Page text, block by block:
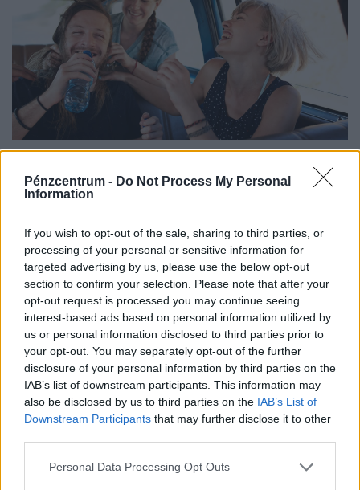
Pénzcentrum - Do Not Process My Personal
Information
If you wish to opt-out of the sale, sharing to third parties, or
processing of your personal or sensitive information for
targeted advertising by us, please use the below opt-out
section to confirm your selection. Please note that after your
opt-out request is processed you may continue seeing
interest-based ads based on personal information utilized by
us or personal information disclosed to third parties prior to
your opt-out. You may separately opt-out of the further
disclosure of your personal information by third parties on the
IAB’s list of downstream participants. This information may
also be disclosed by us to third parties on the IAB’s List of
Downstream Participants that may further disclose it to other
Personal Data Processing Opt Outs
Autóval mész nyaralni? A legtöbben enélkül
már nem is indulnak útnak: csak pár kattintás
beszerezni
A nyári autós utak egyértelmű favoritja Horvátország,
amely az úti célok több mint harmadában szerepelt.
Kiderült, mi ad valódi biztonságérzetet a